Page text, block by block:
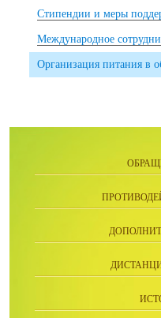
Стипендии и меры
Международное
Организация питания в